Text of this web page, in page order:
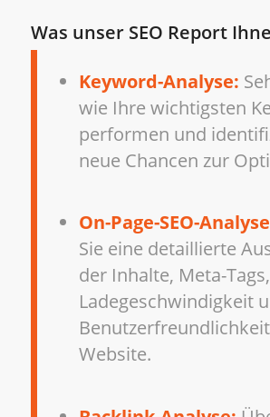
Was unser SEO Report
Keyword-Analyse:
wie Ihre wichtigsten
performen und
neue Chancen zur
On-Page-SEO-
Sie eine detaillierte
der Inhalte, Meta-Tags,
Ladegeschwindigkeit
Website.